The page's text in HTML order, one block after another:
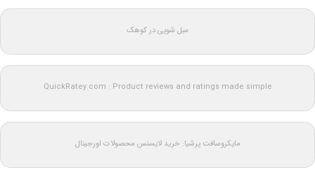
مبل شویی در کوهک
QuickRatey.com : Product reviews and ratings made simple
مایکروسافت پرشیا: خرید لایسنس محصولات اورجینال